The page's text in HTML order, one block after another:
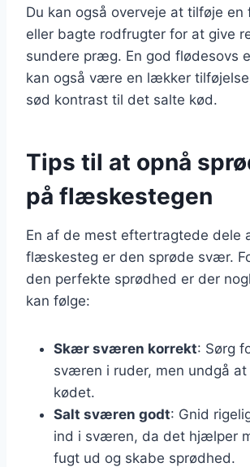
Du kan også overveje at tilføje en
eller bagte rodfrugter for at give
sundere præg. En god flødesovs
kan også være en lækker
sød kontrast til det salte kød.
Tips til at opnå
på flæskestegen
En af de mest eftertragtede dele
flæskesteg er den sprøde svær.
den perfekte sprødhed er der
kan følge:
Skær sværen korrekt: Sørg
sværen i ruder, men undgå
kødet.
Salt sværen godt: Gnid
ind i sværen, da det hjælper
fugt ud og skabe sprødhed.